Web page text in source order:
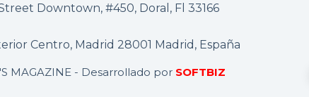
Downtown, #450, Doral, Fl 33166
Centro, Madrid 28001 Madrid, España
MAGAZINE - Desarrollado por SOFTBIZ